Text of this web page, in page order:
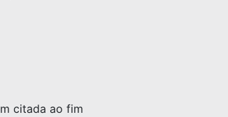
citada ao fim